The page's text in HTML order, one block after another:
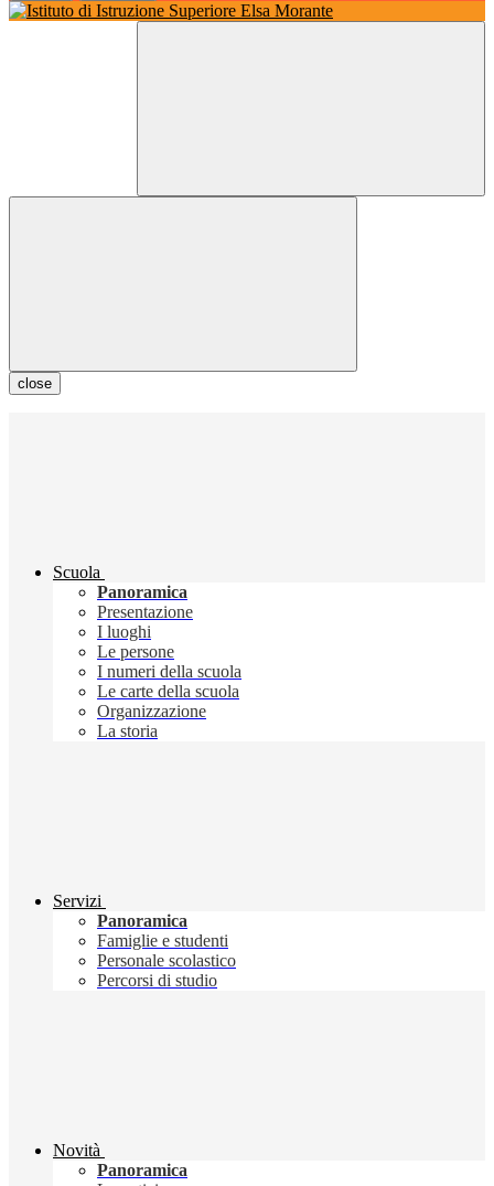
close
Scuola
Panoramica
Presentazione
I luoghi
Le persone
I numeri della scuola
Le carte della scuola
Organizzazione
La storia
Servizi
Panoramica
Famiglie e studenti
Personale scolastico
Percorsi di studio
Novità
Panoramica